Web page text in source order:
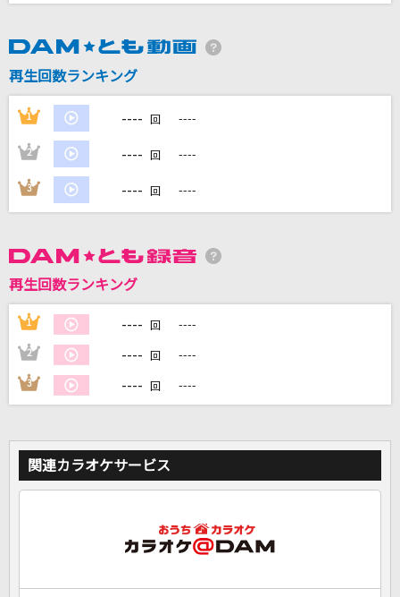
[生音]小さな革命
DAMの新曲・ランキングなど
DAMに会員登録・ログインして
カラオケをもっと楽しもう！
自宅でカラオケ歌い放題！
家族や友達と一緒に！練習にも！
再生回数ランキング
1 ---- 回 ----
2 ---- 回 ----
3 ---- 回 ----
再生回数ランキング
1 ---- 回 ----
2 ---- 回 ----
3 ---- 回 ----
関連カラオケサービス